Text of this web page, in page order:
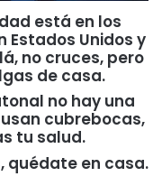
está en los
Estados Unidos y
no cruces, pero
de casa.
no hay una
cubrebocas,
tu salud.
quédate en casa.